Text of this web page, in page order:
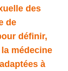
des
de
définir,
médecine
à